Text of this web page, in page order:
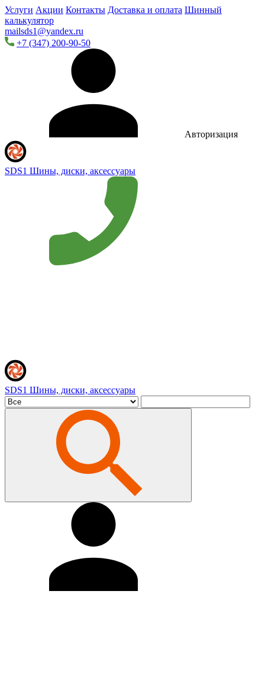
Услуги Акции Контакты Доставка и оплата Шинный
калькулятор
mailsds1@yandex.ru
+7 (347) 200-90-50
Авторизация
SDS1 Шины, диски, аксессуары
SDS1 Шины, диски, аксессуары